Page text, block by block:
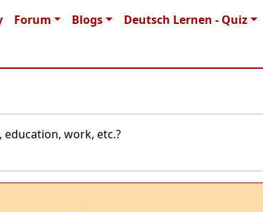
Forum Blogs Deutsch Lernen - Quiz
work, etc.?